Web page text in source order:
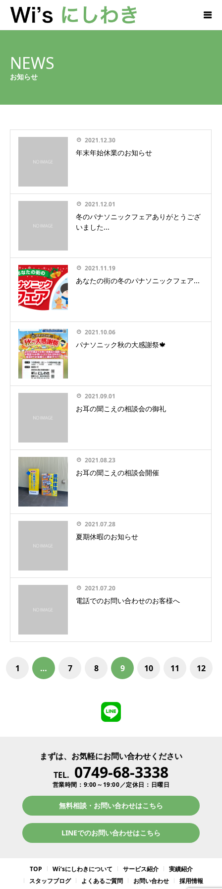
NEWS
お知らせ
2021.12.30
年末年始休業のお知らせ
2021.12.01
冬のパナソニックフェアありがとうござ
いました...
2021.11.19
あなたの街の冬のパナソニックフェア...
2021.10.06
パナソニック秋の大感謝祭🍁
2021.09.01
お耳の聞こえの相談会の御礼
2021.08.23
お耳の聞こえの相談会開催
2021.07.28
夏期休暇のお知らせ
2021.07.20
電話でのお問い合わせのお客様へ
1 … 7 8 9 10 11 12
まずは、お気軽にお問い合わせください
TEL. 0749-68-3338
営業時間：9:00～19:00／定休日：日曜日
無料相談・お問い合わせはこちら
LINEでのお問い合わせはこちら
TOP Wi’sにしわきについて サービス紹介
実績紹介
スタッフブログ
よくあるご質問 お問い合わせ 採用情報